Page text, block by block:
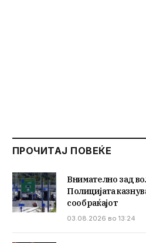
ПРОЧИТАЈ ПОВЕЌЕ
Внимателно зад
Полицијата
сообраќајот
03.08.2026 во 13:24